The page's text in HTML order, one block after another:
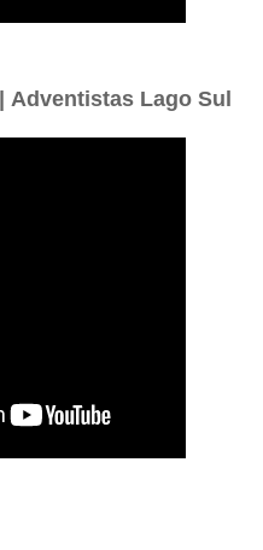
Adventistas Lago Sul